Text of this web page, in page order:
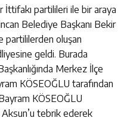
İttifakı partilileri ile bir araya
Belediye Başkanı Bekir
partililerden oluşan
geldi. Burada
Merkez İlçe
KÖSEOĞLU tarafından
KÖSEOĞLU
tebrik ederek